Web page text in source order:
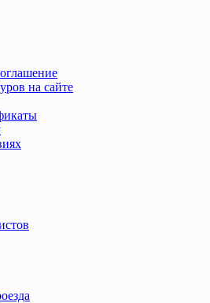
на сайте